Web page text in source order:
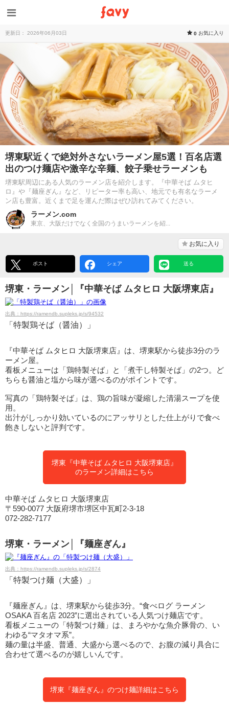
更新日： 2026年06月03日 0 お気に入り
堺東駅近くで絶対外さないラーメン屋5選！百名店選
出のつけ麺店や激辛な辛麺、餃子乗せラーメンも
堺東駅周辺にある人気のラーメン店を紹介します。『中華そば ムタヒ
ロ』や『麺座ぎん』など、リピーター率も高い、地元でも有名なラーメ
ン店も豊富。近くまで足を運んだ際はぜひ訪れてみてください。
ラーメン.com
東京、大阪だけでなく全国のうまいラーメンを紹...
お気に入り
ポスト シェア 送る
堺東・ラーメン│『中華そば ムタヒロ 大阪堺東店』
出典：https://ramendb.supleks.jp/s/94532
「特製鶏そば（醤油）」
『中華そば ムタヒロ 大阪堺東店』は、堺東駅から徒歩3分のラ
ーメン屋。
看板メニューは「鶏特製そば」と「煮干し特製そば」の2つ。ど
ちらも醤油と塩から味が選べるのがポイントです。
写真の「鶏特製そば」は、鶏の旨味が凝縮した清湯スープを使
用。
出汁がしっかり効いているのにアッサリとした仕上がりで食べ
飽きしないと評判です。
堺東『中華そば ムタヒロ 大阪堺東店』
のラーメン詳細はこちら
中華そば ムタヒロ 大阪堺東店
〒590-0077 大阪府堺市堺区中瓦町2-3-18
072-282-7177
堺東・ラーメン│『麺座ぎん』
出典：https://ramendb.supleks.jp/s/2874
「特製つけ麺（大盛）」
『麺座ぎん』は、堺東駅から徒歩3分。“食べログ ラーメン
OSAKA 百名店 2023”に選出されている人気つけ麺店です。
看板メニューの「特製つけ麺」は、まろやかな魚介豚骨の、い
わゆる“マタオマ系”。
麺の量は半盛、普通、大盛から選べるので、お腹の減り具合に
合わせて選べるのが嬉しいんです。
堺東『麺座ぎん』のつけ麺詳細はこちら